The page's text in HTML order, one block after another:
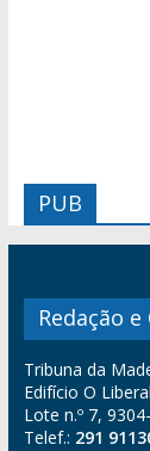
PUB
Redação
Tribuna da
Edifício O
Lote n.º 7,
Telef.: 291